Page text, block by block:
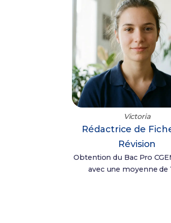
Victoria
Rédactrice de
Révision
Obtention du Bac Pro
avec une moyenne de